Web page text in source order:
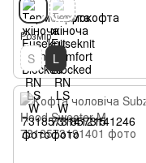
Розмір
S L